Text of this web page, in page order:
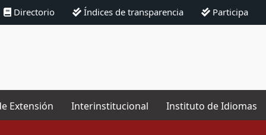
Directorio Índices de transparencia Participa
Extensión Interinstitucional Instituto de Idiomas